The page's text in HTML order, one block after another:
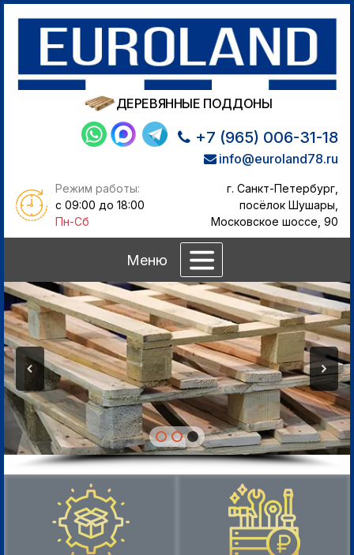
ДЕРЕВЯННЫЕ ПОДДОНЫ
+7 (965) 006-31-18
info@euroland78.ru
Режим работы:
с 09:00 до 18:00
Пн-Сб
г. Санкт-Петербург,
посёлок Шушары,
Московское шоссе, 90
Меню